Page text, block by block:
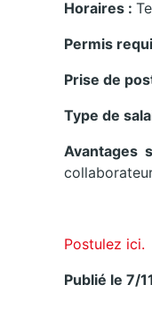
Horaires :
Permis
Prise de
Type de
Avantages
Postulez ici.
Publié le 7/